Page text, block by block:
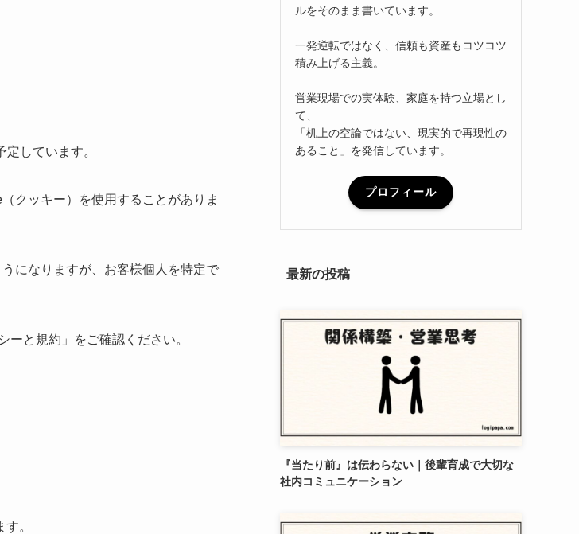
しています。
クッキー）を使用することがありま
になりますが、お客様個人を特定で
と規約」をご確認ください。
。
ルをそのまま書いています。
一発逆転ではなく、信頼も資産もコツコツ
積み上げる主義。
営業現場での実体験、家庭を持つ立場とし
て、
「机上の空論ではない、現実的で再現性の
あること」を発信しています。
プロフィール
最新の投稿
『当たり前』は伝わらない｜後輩育成で大切な
社内コミュニケーション